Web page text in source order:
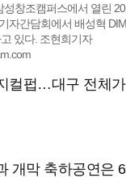
성창조캠퍼스에서 열린
자간담회에서 배성혁
있다. 조현희기자
컬펍…대구 전체
개막 축하공연은